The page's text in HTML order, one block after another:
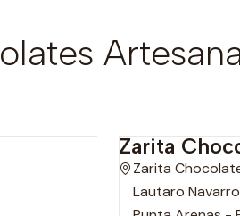
Zarita
Zarita
Lautaro